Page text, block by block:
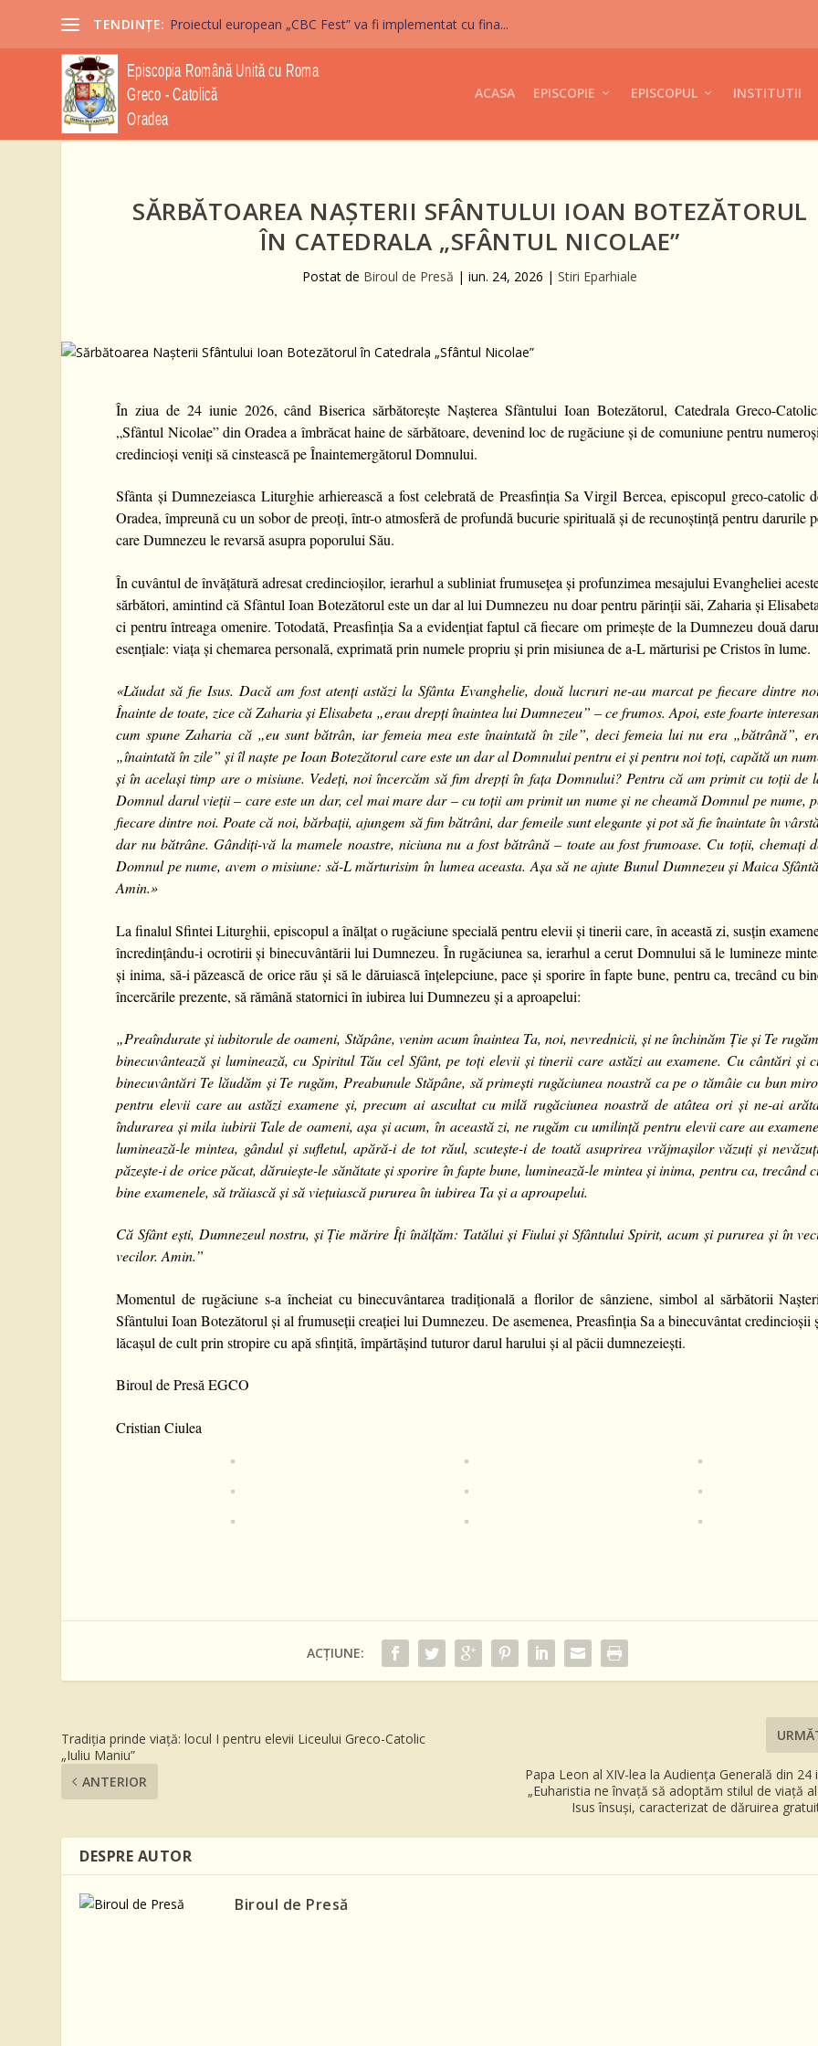
TENDINȚE: Proiectul european „CBC Fest” va fi implementat cu fina...
ACASA EPISCOPIE EPISCOPUL INSTITUTII
SĂRBĂTOAREA NAȘTERII SFÂNTULUI IOAN BOTEZĂTORUL
ÎN CATEDRALA „SFÂNTUL NICOLAE”
Postat de Biroul de Presă |iun. 24, 2026 |Stiri Eparhiale
În ziua de 24 iunie 2026, când Biserica sărbătorește Nașterea Sfântului Ioan Botezătorul, Catedrala Greco-
„Sfântul Nicolae” din Oradea a îmbrăcat haine de sărbătoare, devenind loc de rugăciune și de comuniune pentru
credincioși veniți să cinstească pe Înaintemergătorul Domnului.
Sfânta și Dumnezeiasca Liturghie arhierească a fost celebrată de Preasfinția Sa Virgil Bercea, episcopul greco-catolic
Oradea, împreună cu un sobor de preoți, într-o atmosferă de profundă bucurie spirituală și de recunoștință pentru darurile
care Dumnezeu le revarsă asupra poporului Său.
În cuvântul de învățătură adresat credincioșilor, ierarhul a subliniat frumusețea și profunzimea mesajului Evangheliei
sărbători, amintind că Sfântul Ioan Botezătorul este un dar al lui Dumnezeu nu doar pentru părinții săi, Zaharia și
ci pentru întreaga omenire. Totodată, Preasfinția Sa a evidențiat faptul că fiecare om primește de la Dumnezeu două
esențiale: viața și chemarea personală, exprimată prin numele propriu și prin misiunea de a-L mărturisi pe Cristos în lume.
«Lăudat să fie Isus. Dacă am fost atenți astăzi la Sfânta Evanghelie, două lucruri ne-au marcat pe fiecare dintre
Înainte de toate, zice că Zaharia și Elisabeta „erau drepți înaintea lui Dumnezeu” – ce frumos. Apoi, este foarte
cum spune Zaharia că „eu sunt bătrân, iar femeia mea este înaintată în zile”, deci femeia lui nu era „bătrână”,
„înaintată în zile” și îl naște pe Ioan Botezătorul care este un dar al Domnului pentru ei și pentru noi toți, capătă un
și în același timp are o misiune. Vedeți, noi încercăm să fim drepți în fața Domnului? Pentru că am primit cu toții de
Domnul darul vieții – care este un dar, cel mai mare dar – cu toții am primit un nume și ne cheamă Domnul pe nume,
fiecare dintre noi. Poate că noi, bărbații, ajungem să fim bătrâni, dar femeile sunt elegante și pot să fie înaintate în
dar nu bătrâne. Gândiți-vă la mamele noastre, niciuna nu a fost bătrână – toate au fost frumoase. Cu toții, chemați
Domnul pe nume, avem o misiune: să-L mărturisim în lumea aceasta. Așa să ne ajute Bunul Dumnezeu și Maica
Amin.»
La finalul Sfintei Liturghii, episcopul a înălțat o rugăciune specială pentru elevii și tinerii care, în această zi, susțin
încredințându-i ocrotirii și binecuvântării lui Dumnezeu. În rugăciunea sa, ierarhul a cerut Domnului să le lumineze
și inima, să-i păzească de orice rău și să le dăruiască înțelepciune, pace și sporire în fapte bune, pentru ca, trecând cu
încercările prezente, să rămână statornici în iubirea lui Dumnezeu și a aproapelui:
„Preaîndurate și iubitorule de oameni, Stăpâne, venim acum înaintea Ta, noi, nevrednicii, și ne închinăm Ție și Te
binecuvântează și luminează, cu Spiritul Tău cel Sfânt, pe toți elevii și tinerii care astăzi au examene. Cu cântări și
binecuvântări Te lăudăm și Te rugăm, Preabunule Stăpâne, să primești rugăciunea noastră ca pe o tămâie cu bun
pentru elevii care au astăzi examene și, precum ai ascultat cu milă rugăciunea noastră de atâtea ori și ne-ai
îndurarea și mila iubirii Tale de oameni, așa și acum, în această zi, ne rugăm cu umilință pentru elevii care au
luminează-le mintea, gândul și sufletul, apără-i de tot răul, scutește-i de toată asuprirea vrăjmașilor văzuți și
păzește-i de orice păcat, dăruiește-le sănătate și sporire în fapte bune, luminează-le mintea și inima, pentru ca, trecând
bine examenele, să trăiască și să viețuiască pururea în iubirea Ta și a aproapelui.
Că Sfânt ești, Dumnezeul nostru, și Ție mărire Îți înălțăm: Tatălui și Fiului și Sfântului Spirit, acum și pururea și în
vecilor. Amin.”
Momentul de rugăciune s-a încheiat cu binecuvântarea tradițională a florilor de sânziene, simbol al sărbătorii
Sfântului Ioan Botezătorul și al frumuseții creației lui Dumnezeu. De asemenea, Preasfinția Sa a binecuvântat credincioșii
lăcașul de cult prin stropire cu apă sfințită, împărtășind tuturor darul harului și al păcii dumnezeiești.
Biroul de Presă EGCO
Cristian Ciulea
ACȚIUNE:
Tradiția prinde viață: locul I pentru elevii Liceului Greco-Catolic
„Iuliu Maniu”
ANTERIOR
Papa Leon al XIV-lea la Audiența Generală din 24
„Euharistia ne învață să adoptăm stilul de viață
Isus însuși, caracterizat de dăruirea
DESPRE AUTOR
Biroul de Presă